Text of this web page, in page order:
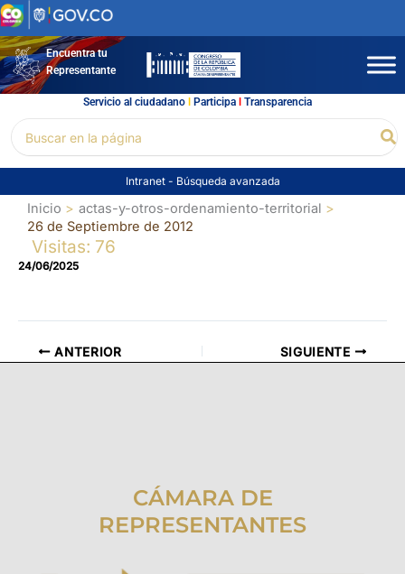
Ir
al
contenidoEncuentra tu
Representante
Servicio al ciudadano l Participal Transparencia
por:
Intranet - Búsqueda avanzada
Inicio
actas-y-otros-ordenamiento-territorial
26 de Septiembre de 2012
Visitas: 76
24/06/2025
ANTERIOR SIGUIENTE
CÁMARA DE
REPRESENTANTES